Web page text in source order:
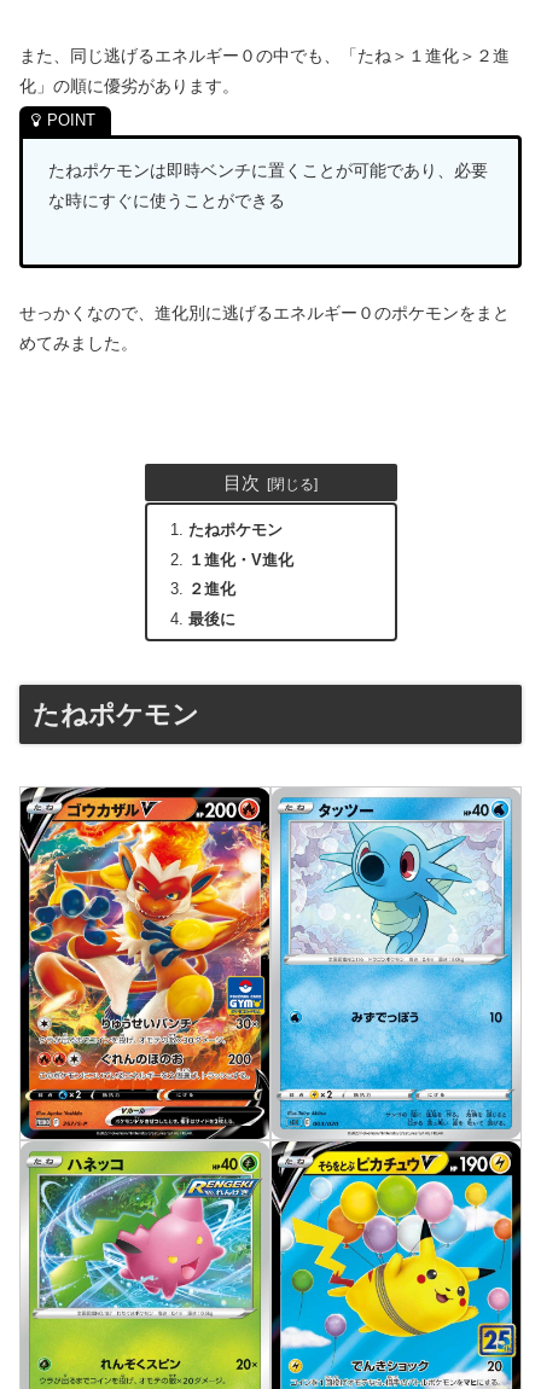
また、同じ逃げるエネルギー０の中でも、「たね＞１進化＞２進
化」の順に優劣があります。
たねポケモンは即時ベンチに置くことが可能であり、必要
な時にすぐに使うことができる
せっかくなので、進化別に逃げるエネルギー０のポケモンをまと
めてみました。
目次
たねポケモン
１進化・V進化
２進化
最後に
たねポケモン